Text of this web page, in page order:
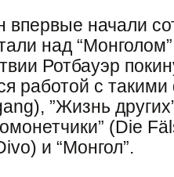
начали
над
Ротбауэр
работой с
”Жизнь
(Die
и “Монгол”.